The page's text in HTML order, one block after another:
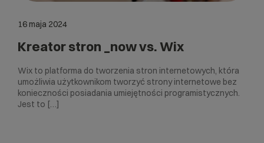
16 maja 2024
Kreator stron _now vs. Wix
Wix to platforma do tworzenia stron internetowych, która
umożliwia użytkownikom tworzyć strony internetowe bez
konieczności posiadania umiejętności programistycznych.
Jest to […]